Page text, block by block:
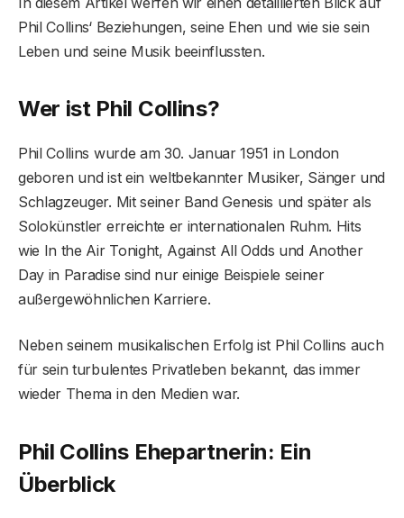
Phil Collins‘ Beziehungen, seine Ehen und wie sie sein
Leben und seine Musik beeinflussten.
Wer ist Phil Collins?
Phil Collins wurde am 30. Januar 1951 in London
geboren und ist ein weltbekannter Musiker, Sänger und
Schlagzeuger. Mit seiner Band Genesis und später als
Solokünstler erreichte er internationalen Ruhm. Hits
wie In the Air Tonight, Against All Odds und Another
Day in Paradise sind nur einige Beispiele seiner
außergewöhnlichen Karriere.
Neben seinem musikalischen Erfolg ist Phil Collins auch
für sein turbulentes Privatleben bekannt, das immer
wieder Thema in den Medien war.
Phil Collins Ehepartnerin: Ein
Überblick